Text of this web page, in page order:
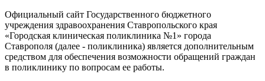
Официальный сайт Государственного бюджетного
учреждения здравоохранения Ставропольского края
«Городская клиническая поликлиника №1» города
Ставрополя (далее - поликлиника) является дополнительным
средством для обеспечения возможности обращений граждан
в поликлинику по вопросам ее работы.